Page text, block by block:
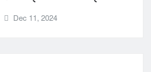
Dec 11, 2024